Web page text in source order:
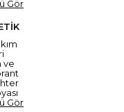
Gör
ve
Gör